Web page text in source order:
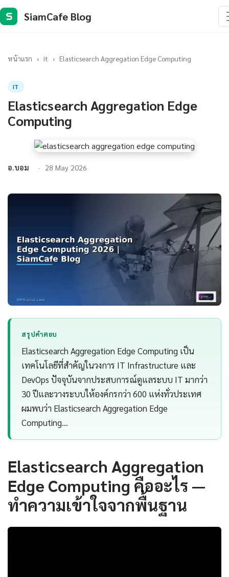
S SiamCafe Blog
หน้าแรก › it › Elasticsearch Aggregation Edge Computing
IT
Elasticsearch Aggregation Edge
Computing
อ.บอม 28 May 2026
สรุปคำตอบ
Elasticsearch Aggregation Edge Computing เป็น
เทคโนโลยีที่สำคัญในวงการ IT Infrastructure และ
DevOps ปัจจุบันจากประสบการณ์ดูแลระบบ IT มากว่า
30 ปีและวางระบบให้องค์กรกว่า 600 แห่งทั่วประเทศ
ผมพบว่า Elasticsearch Aggregation Edge
Computing…
Elasticsearch Aggregation
Edge Computing คืออะไร —
ทำความเข้าใจจากพื้นฐาน